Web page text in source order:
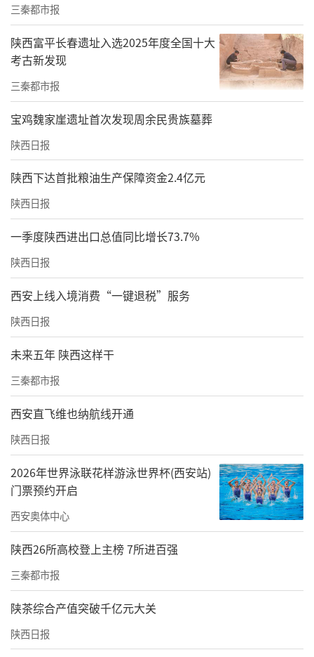
国家象棋大师柳天为四至六名获奖选手颁奖
赛后，参赛棋手纷纷表示，感谢公益体彩助力
象棋运动发展，感谢陕西体彩举办的棋友盛
会，期盼明年大赛再聚首。
由国家体育总局体育彩票管理中心和中国象棋
协会联合主办的“好运‘弈棋’来”中国体育
彩票全国象棋民间棋王争霸赛已开展了六届。
该活动自8月份在我省开赛以来，采取“线上报
名，线下体彩门店参赛”的方式，累计比赛场
次已达1万余场，赛事历时3个月，产生了各市
棋王和省级棋王。
通过“因彩结缘，以棋会友”的方式，为广大
象棋爱好者提供了广阔的切磋平台，使公众更
了解体育彩票的公益属性，也为体彩实体店销
售增添乐趣，传承发扬了中华民族文化瑰宝。
责任编辑：秦川 龚志成
三秦都市报
陕西富平长春遗址入选2025年度全国十大
考古新发现
三秦都市报
宝鸡魏家崖遗址首次发现周余民贵族墓葬
陕西日报
陕西下达首批粮油生产保障资金2.4亿元
陕西日报
一季度陕西进出口总值同比增长73.7%
陕西日报
西安上线入境消费“一键退税”服务
陕西日报
未来五年 陕西这样干
三秦都市报
西安直飞维也纳航线开通
陕西日报
2026年世界泳联花样游泳世界杯(西安站)
门票预约开启
西安奥体中心
陕西26所高校登上主榜 7所进百强
三秦都市报
陕茶综合产值突破千亿元大关
陕西日报